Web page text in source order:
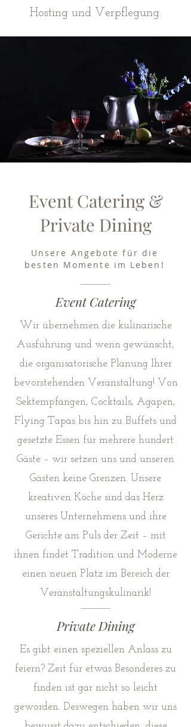
Hosting und Verpflegung.
Event Catering &
Private Dining
Unsere Angebote für die
besten Momente im Leben!
Event Catering
Wir übernehmen die kulinarische
Ausführung und wenn gewünscht,
die organisatorische Planung Ihrer
bevorstehenden Veranstaltung! Von
Sektempfängen, Cocktails, Agapen,
Flying Tapas bis hin zu Buffets und
gesetzte Essen für mehrere hundert
Gäste – wir setzen uns und unseren
Gästen keine Grenzen. Unsere
kreativen Köche sind das Herz
unseres Unternehmens und ihre
Gerichte am Puls der Zeit – mit
ihnen findet Tradition und Moderne
einen neuen Platz im Bereich der
Veranstaltungskulinarik!
Private Dining
Es gibt einen speziellen Anlass zu
feiern? Zeit für etwas Besonderes zu
finden ist gar nicht so leicht
geworden. Deswegen haben wir uns